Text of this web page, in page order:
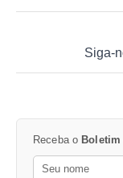
Siga-
Receba o